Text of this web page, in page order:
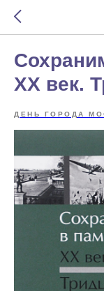
XX век.
ДЕНЬ ГОРОДА